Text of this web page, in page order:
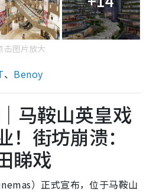
击图片放大
、 Benoy
马鞍山英皇戏
！街坊崩溃：
睇戏
）正式宣布，位于马鞍山